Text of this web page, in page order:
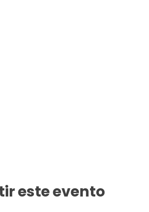
este evento